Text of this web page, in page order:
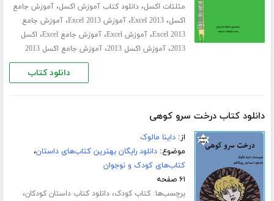
مثلثات اکسل،دانلود کتاب آموزش اکسل،آموزش جامع
اکسل،Excel 2013،آموزش Excel 2013 ،آموزش جامع
Excel 2013،آموزش Excel ،آموزش جامع Excel ، اکسل
2013،آموزش اکسل 2013 ،آموزش جامع اکسل 2013
دانلود کتاب
دانلود کتاب درخت سرو کوهی
از:داینا مالوک
موضوع:دانلود رایگان بهترین کتاب‌های داستان،
کتاب‌های کودک و نوجوان
۶۱ صفحه
برچسب‌ها:کتاب کودک،دانلود کتاب داستان کودکان،